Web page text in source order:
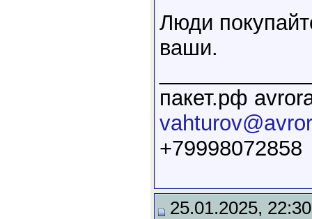
Люди
ваши.
пакет.рф
+79998072858
25.01.2025, 22:30